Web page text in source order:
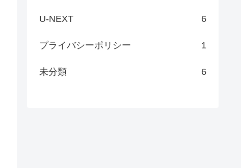
U-NEXT 6
プライバシーポリシー 1
未分類 6